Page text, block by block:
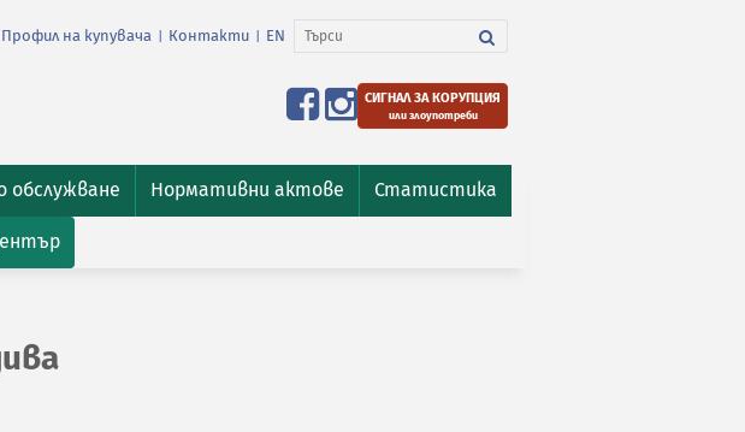
Профил на купувача Контакти EN
СИГНАЛ ЗА КОРУПЦИЯ
или злоупотреби
обслужване Нормативни актове Статистика